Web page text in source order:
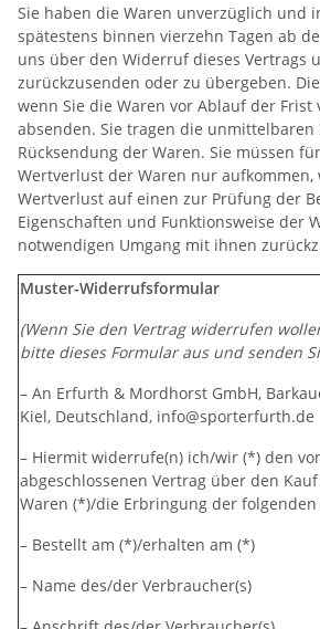
Sie haben die Waren unverzüglich und
spätestens binnen vierzehn Tagen ab
uns über den Widerruf dieses Vertrags
zurückzusenden oder zu übergeben.
wenn Sie die Waren vor Ablauf der Frist
absenden. Sie tragen die unmittelbaren
Rücksendung der Waren. Sie müssen
Wertverlust der Waren nur aufkommen,
Wertverlust auf einen zur Prüfung der
Eigenschaften und Funktionsweise der
notwendigen Umgang mit ihnen
Muster-Widerrufsformular
(Wenn Sie den Vertrag widerrufen
bitte dieses Formular aus und senden
– An Erfurth & Mordhorst GmbH,
Kiel, Deutschland, info@sporterfurth.de
– Hiermit widerrufe(n) ich/wir (*) den
abgeschlossenen Vertrag über den
Waren (*)/die Erbringung der
– Bestellt am (*)/erhalten am (*)
– Name des/der Verbraucher(s)